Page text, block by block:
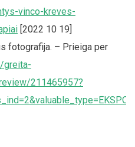
vinco-kreves-
[2022 10 19]
fotografija. – Prieiga per
greita-
211465957?